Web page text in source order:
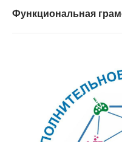
Функциональная